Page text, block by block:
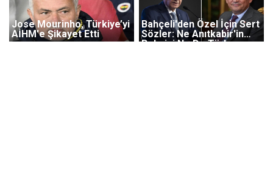
Jose Mourinho, Türkiye’yi
AİHM'e Şikayet Etti
Bahçeli'den Özel İçin Sert
Sözler: Ne Anıtkabir'in
Bekçisi Ne De Türk